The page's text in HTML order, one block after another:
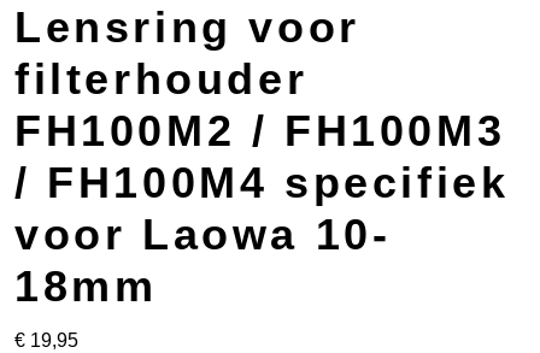
Lensring voor
filterhouder
FH100M2 / FH100M3
/ FH100M4 specifiek
voor Laowa 10-
18mm
€ 19,95